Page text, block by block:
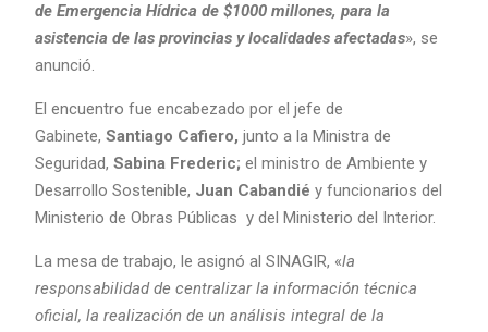
de Emergencia Hídrica de $1000 millones, para la
asistencia de las provincias y localidades afectadas», se
anunció.
El encuentro fue encabezado por el jefe de
Gabinete, Santiago Cafiero, junto a la Ministra de
Seguridad, Sabina Frederic; el ministro de Ambiente y
Desarrollo Sostenible, Juan Cabandié y funcionarios del
Ministerio de Obras Públicas y del Ministerio del Interior.
La mesa de trabajo, le asignó al SINAGIR, «la
responsabilidad de centralizar la información técnica
oficial, la realización de un análisis integral de la